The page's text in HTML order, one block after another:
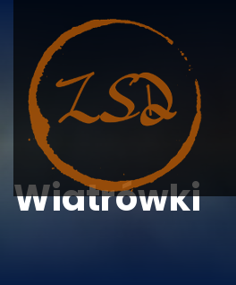
Wiatrówki